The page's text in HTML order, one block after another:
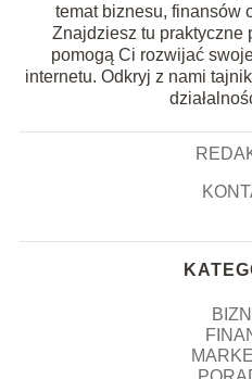
temat biznesu, finansów
Znajdziesz tu praktyczne
pomogą Ci rozwijać
internetu. Odkryj z nami